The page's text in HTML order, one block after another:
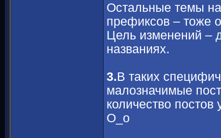
Остальные темы
префиксов – тоже
Цель изменений –
названиях.
3.В таких
малозначимые
количество постов
О_о